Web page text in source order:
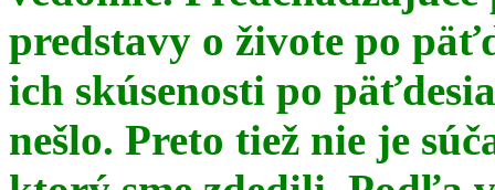
predstavy o živote po
ich skúsenosti po
nešlo. Preto tiež nie je